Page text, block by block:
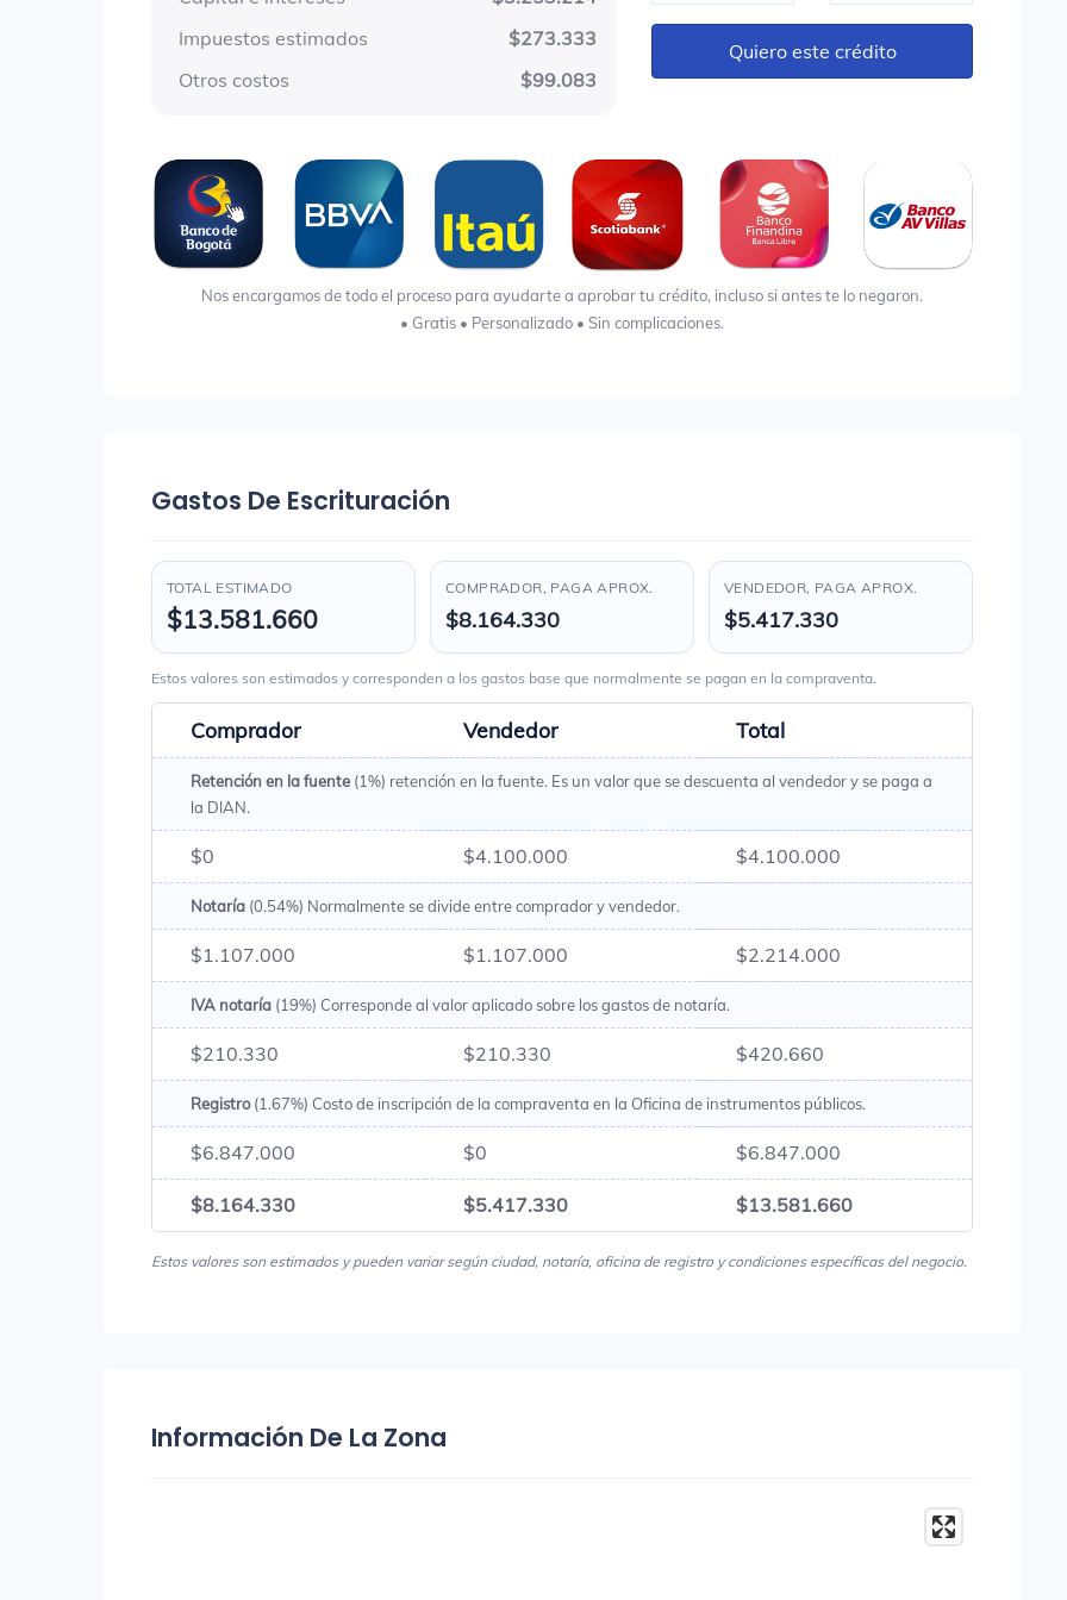
Impuestos estimados
$273.333
Otros costos
$99.083
Quiero este crédito
Nos encargamos de todo el proceso para ayudarte a aprobar tu crédito, incluso si antes te lo negaron.
• Gratis • Personalizado • Sin complicaciones.
Gastos De Escrituración
TOTAL ESTIMADO
$13.581.660
COMPRADOR, PAGA APROX.
$8.164.330
VENDEDOR, PAGA APROX.
$5.417.330
Estos valores son estimados y corresponden a los gastos base que normalmente se pagan en la compraventa.
Comprador Vendedor Total
Retención en la fuente (1%) retención en la fuente. Es un valor que se descuenta al vendedor y se paga a
la DIAN.
$0 $4.100.000 $4.100.000
Notaría (0.54%) Normalmente se divide entre comprador y vendedor.
$1.107.000 $1.107.000 $2.214.000
IVA notaría (19%) Corresponde al valor aplicado sobre los gastos de notaría.
$210.330 $210.330 $420.660
Registro(1.67%) Costo de inscripción de la compraventa en la Oficina de instrumentos públicos.
$6.847.000 $0 $6.847.000
$8.164.330 $5.417.330 $13.581.660
Estos valores son estimados y pueden variar según ciudad, notaría, oficina de registro y condiciones específicas del negocio.
Información De La Zona